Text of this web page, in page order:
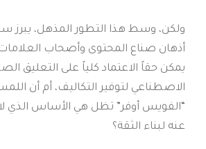
ولكن، وسط هذا التطور المذهل، يبرز
أذهان صناع المحتوى وأصحاب العلامات
يمكن حقاً الاعتماد كلياً على التعليق الصوتي
الاصطناعي لتوفير التكاليف، أم أن اللمسة
“الفويس أوفر” تظل هي الأساس الذي لا
عنه لبناء الثقة؟